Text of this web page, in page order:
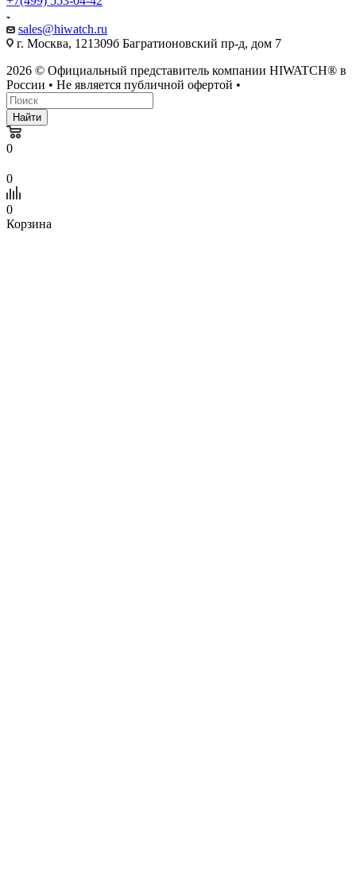
sales@hiwatch.ru
г. Москва, 121309б Багратионовский пр-д, дом 7
2026 © Официальный представитель компании HIWATCH® в
России • Не является публичной офертой •
Найти
0
0
0
Корзина